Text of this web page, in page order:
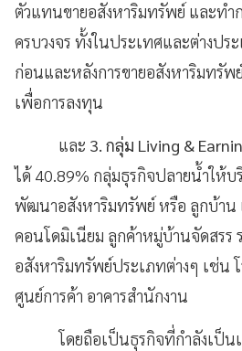
ตัวแทนขายอสังหาริมทรัพย์ และทำ
ครบวงจร ทั้งในประเทศและต่างปร
ก่อนและหลังการขายอสังหาริมทรัพ
เพื่อการลงทุน
และ 3. กลุ่ม Living &
ได้ 40.89% กลุ่มธุรกิจปลายน้ำให้บ
พัฒนาอสังหาริมทรัพย์ หรือ ลูกบ้าน
คอนโดมิเนียม ลูกค้าหมู่บ้านจัดสรร
อสังหาริมทรัพย์ประเภทต่างๆ เช่น โ
ศูนย์การค้า อาคารสำนักงาน
โดยถือเป็นธุรกิจที่กำลังเป็น